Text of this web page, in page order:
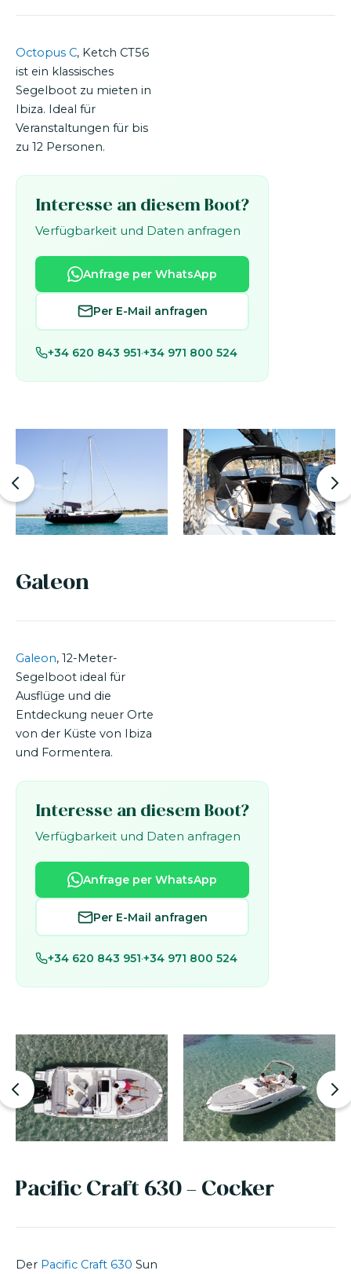
Octopus C, Ketch CT56
ist ein klassisches
Segelboot zu mieten in
Ibiza. Ideal für
Veranstaltungen für bis
zu 12 Personen.
Interesse an diesem Boot?
Verfügbarkeit und Daten anfragen
Anfrage per WhatsApp
Per E-Mail anfragen
+34 620 843 951·+34 971 800 524
Galeon
Galeon, 12-Meter-
Segelboot ideal für
Ausflüge und die
Entdeckung neuer Orte
von der Küste von Ibiza
und Formentera.
Interesse an diesem Boot?
Verfügbarkeit und Daten anfragen
Anfrage per WhatsApp
Per E-Mail anfragen
+34 620 843 951·+34 971 800 524
Pacific Craft 630 - Cocker
Der Pacific Craft 630 Sun